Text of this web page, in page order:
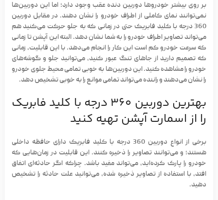
بر روی بیشتر خودروها دوربین دنده عقب وجود دارد؛ اما این دوربین‌ها
نمی‌توانند نمای کاملی از اطراف خودرو را نشان دهند. در مقابل دوربین
360 درجه
با کلید فابریک حتی در زمانی که به جلو حرکت می‌کنید هم
می‌تواند تصاویر اطراف خودرو را به شما نشان دهد. البته این آپشن تا زمانی
که سرعت خودرو کم است این کار را انجام می‌دهد. با این قابلیت، زمانی
که تصمیم دارید از جاهای تنگ عبور کنید، می‌توانید جلو و گوشه‌های
خودرو را مشاهده کنید. این دوربین‌ها به خوبی تمامی محیط جلوی خودرو
را نشان می‌دهند و راننده می‌تواند تمامی موانع را به خوبی تشخیص دهد.
بهترین دوربین 360 درجه با کلید فابریک
را از اسمارت آپشن تهیه کنید
برخی از انواع دوربین 360 درجه با کلید فابریک دارای حافظه داخلی
هستند؛ و می‌توانند تصاویر را ذخیره کنند. این قابلیت در زمان‌هایی که
خودرو را پارک کرده‌اید، می‌تواند مفید باشد. چراکه اگر حادثه‌ای اتفاق
افتد، با استفاده از تصاویر ذخیره شده، می‌توانید علت حادثه را تشخیص
دهید.